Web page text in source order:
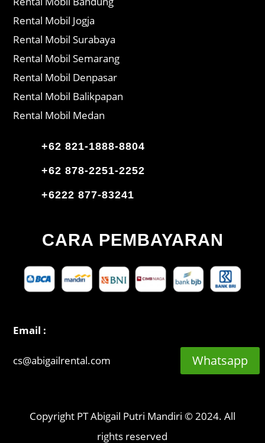
Rental Mobil Jogja
Rental Mobil Surabaya
Rental Mobil Semarang
Rental Mobil Denpasar
Rental Mobil Balikpapan
Rental Mobil Medan
+62 821-1888-8804
+62 878-2251-2252
+6222 877-83241
CARA PEMBAYARAN
Email :
cs@abigailrental.com
Copyright PT Abigail Putri Mandiri © 2024. All
rights reserved
Whatsapp